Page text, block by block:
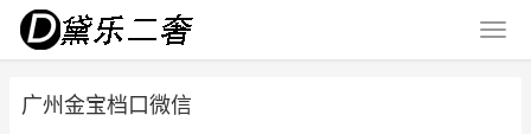
广州金宝档口微信